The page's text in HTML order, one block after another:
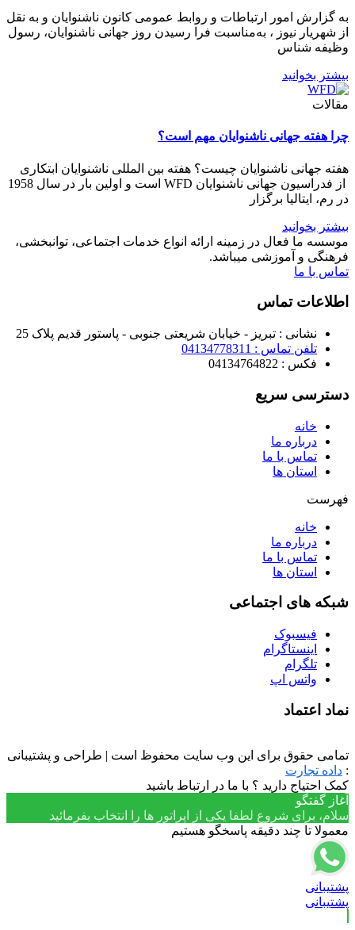
به گزارش امور ارتباطات و روابط عمومی کانون ناشنوایان و به نقل
از شهریار نیوز ، به‌مناسبت فرا رسیدن روز جهانی ناشنوایان، رسول
وظیفه شناس
بیشتر بخوانید
مقالات
چرا هفته جهانی ناشنوایان مهم است؟
هفته جهانی ناشنوایان چیست؟ هفته بین المللی ناشنوایان ابتکاری
از فدراسیون جهانی ناشنوایان WFD است و اولین بار در سال 1958
در رم، ایتالیا برگزار
بیشتر بخوانید
موسسه ما فعال در زمینه ارائه انواع خدمات اجتماعی، توانبخشی،
فرهنگی و آموزشی میباشد.
تماس با ما
اطلاعات تماس
نشانی : تبریز - خیابان شریعتی جنوبی - پاستور قدیم پلاک 25
تلفن تماس : 04134778311
فکس : 04134764822
دسترسی سریع
خانه
درباره ما
تماس با ما
استان ها
فهرست
خانه
درباره ما
تماس با ما
استان ها
شبکه های اجتماعی
فیسبوک
اینستاگرام
تلگرام
واتس اپ
نماد اعتماد
تمامی حقوق برای این وب سایت محفوظ است | طراحی و پشتیبانی
: داده تجارت
کمک احتیاج دارید ؟ با ما در ارتباط باشید
آغاز گفتگو
سلام، برای شروع لطفا یکی از اپراتور ها را انتخاب بفرمائید
معمولا تا چند دقیقه پاسخگو هستیم
پشتیبانی
پشتیبانی